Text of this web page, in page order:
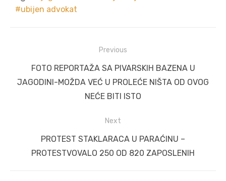
ubijen advokat
navigation
Previous
Previous
post:
FOTO REPORTAŽA SA PIVARSKIH BAZENA U
JAGODINI-MOŽDA VEĆ U PROLEĆE NIŠTA OD OVOG
NEĆE BITI ISTO
Next
post:
PROTEST STAKLARACA U PARAĆINU –
PROTESTVOVALO 250 OD 820 ZAPOSLENIH